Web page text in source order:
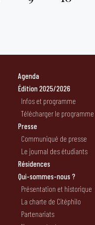
Agenda
Édition 2025/2026
Infos et programme
Télécharger le programme
Presse
Communiqué de presse
Le journal des étudiants
Résidences
Qui-sommes-nous ?
Présentation et historique
La charte de Citéphilo
Partenariats